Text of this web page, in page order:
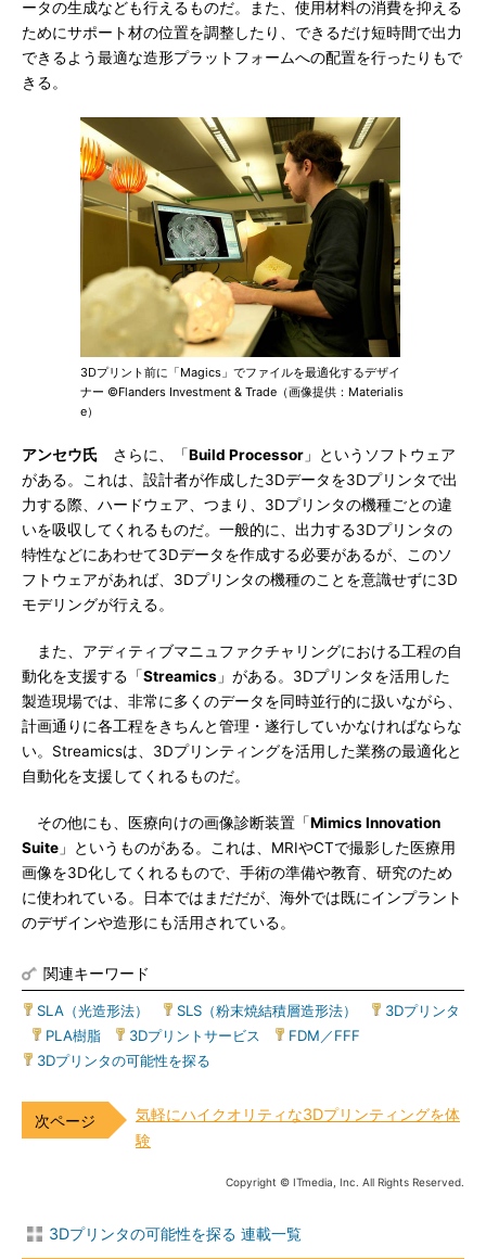
ータの生成なども行えるものだ。また、使用材料の消費を抑える
ためにサポート材の位置を調整したり、できるだけ短時間で出力
できるよう最適な造形プラットフォームへの配置を行ったりもで
きる。
3Dプリント前に「Magics」でファイルを最適化するデザイ
ナー ©Flanders Investment & Trade（画像提供：Materialis
e）
アンセウ氏 さらに、「Build Processor 」というソフトウェア
がある。これは、設計者が作成した3Dデータを3Dプリンタで出
力する際、ハードウェア、つまり、3Dプリンタの機種ごとの違
いを吸収してくれるものだ。一般的に、出力する3Dプリンタの
特性などにあわせて3Dデータを作成する必要があるが、このソ
フトウェアがあれば、3Dプリンタの機種のことを意識せずに3D
モデリングが行える。
また、アディティブマニュファクチャリングにおける工程の自
動化を支援する「Streamics 」がある。3Dプリンタを活用した
製造現場では、非常に多くのデータを同時並行的に扱いながら、
計画通りに各工程をきちんと管理・遂行していかなければならな
い。Streamicsは、3Dプリンティングを活用した業務の最適化と
自動化を支援してくれるものだ。
その他にも、医療向けの画像診断装置「Mimics Innovation
Suite 」というものがある。これは、MRIやCTで撮影した医療用
画像を3D化してくれるもので、手術の準備や教育、研究のため
に使われている。日本ではまだだが、海外では既にインプラント
のデザインや造形にも活用されている。
関連キーワード
SLA（光造形法） SLS（粉末焼結積層造形法）
3Dプリンタ
PLA樹脂 3Dプリントサービス FDM／FFF
3Dプリンタの可能性を探る
気軽にハイクオリティな3Dプリンティングを体
験
Copyright © ITmedia, Inc. All Rights Reserved.
3Dプリンタの可能性を探る 連載一覧